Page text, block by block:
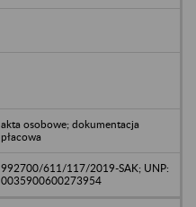
akta osobowe; dokumentacja
płacowa
992700/611/117/2019-SAK; UNP:
0035900600273954